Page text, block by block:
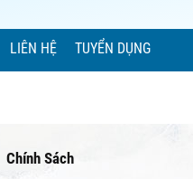
LIÊN HỆ TUYỂN DỤNG
Chính Sách